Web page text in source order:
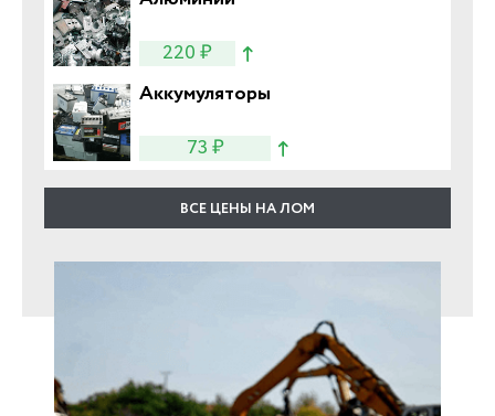
220 ₽
Аккумуляторы
73 ₽
ВСЕ ЦЕНЫ НА ЛОМ